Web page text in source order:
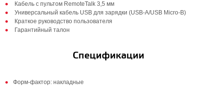
Кабель с пультом RemoteTalk 3,5 мм
Универсальный кабель USB для зарядки (USB-A/USB Micro-B)
Краткое руководство пользователя
Гарантийный талон
Спецификации
Форм-фактор: накладные